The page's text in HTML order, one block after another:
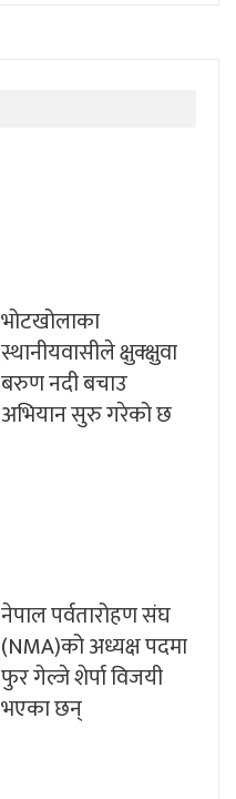
भोटखोलाका
स्थानीयवासीले क्षुक्क्षुवा
बरुण नदी बचाउ
अभियान सुरु गरेको छ
नेपाल पर्वतारोहण संघ
(NMA)को अध्यक्ष पदमा
फुर गेल्जे शेर्पा विजयी
भएका छन्